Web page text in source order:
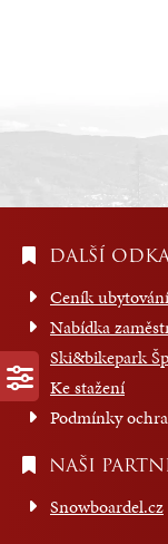
DALŠÍ
Ceník ubytování
Nabídka
Ski&bikepark
Ke stažení
Podmínky
NAŠI
Snowboardel.cz